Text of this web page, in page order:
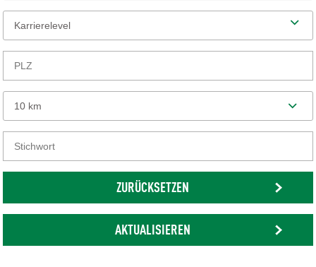
Karrierelevel
10 km
ZURÜCKSETZEN
AKTUALISIEREN